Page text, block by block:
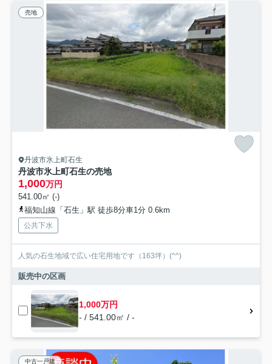
売地
丹波市氷上町石生
丹波市氷上町石生の売地
1,000万円
541.00㎡ (-)
福知山線「石生」駅 徒歩8分車1分 0.6km
公共下水
人気の石生地域で広い住宅用地です（163坪）(^^)
販売中の区画
1,000万円
- / 541.00㎡ / -
中古一戸建